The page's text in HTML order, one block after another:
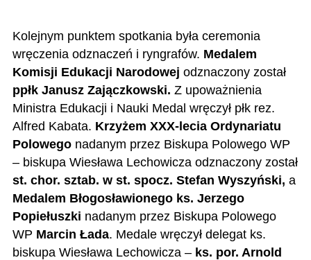
Kolejnym punktem spotkania była ceremonia
wręczenia odznaczeń i ryngrafów. Medalem
Komisji Edukacji Narodowej odznaczony został
ppłk Janusz Zajączkowski. Z upoważnienia
Ministra Edukacji i Nauki Medal wręczył płk rez.
Alfred Kabata. Krzyżem XXX-lecia Ordynariatu
Polowegonadanym przez Biskupa Polowego WP
– biskupa Wiesława Lechowicza odznaczony został
st. chor. sztab. w st. spocz. Stefan Wyszyński, a
Medalem Błogosławionego ks. Jerzego
Popiełuszki nadanym przez Biskupa Polowego
WP Marcin Łada. Medale wręczył delegat ks.
biskupa Wiesława Lechowicza – ks. por. Arnold